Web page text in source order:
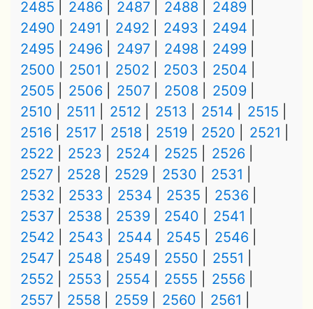
2485
2486 2487 2488
2489
2490
2491 2492 2493
2494
2495
2496 2497 2498
2499
2500
2501 2502 2503
2504
2505
2506 2507 2508
2509
2510
2511 2512 2513 2514
2515
2516
2517 2518 2519 2520
2521
2522
2523 2524 2525
2526
2527
2528 2529 2530
2531
2532
2533 2534 2535
2536
2537
2538 2539 2540
2541
2542
2543 2544 2545
2546
2547
2548 2549 2550
2551
2552
2553 2554 2555
2556
2557
2558 2559 2560
2561